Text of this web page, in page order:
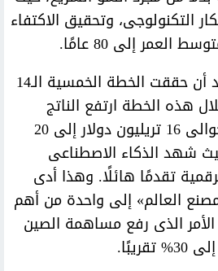
التكنولوجى، وتحقيق الاكتفاء
إلى 80 عامًا.
وتأتى هذه الخطة، بعد أن حققت الخطة الخمسية الـ14
هذه الخطة ارتفع الناتج
المحلى الإجمالى من حوالى 16 تريليون دولار إلى 20
شهد الذكاء الاصطناعى
تقدمًا هائلًا. وهذا أدى
العالم» إلى واحدة من أهم
الأمر الذى رفع مساهمة الصين